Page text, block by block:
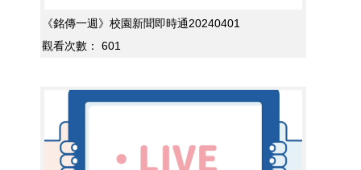
《銘傳一週》校園新聞即時通20240401
觀看次數：
601